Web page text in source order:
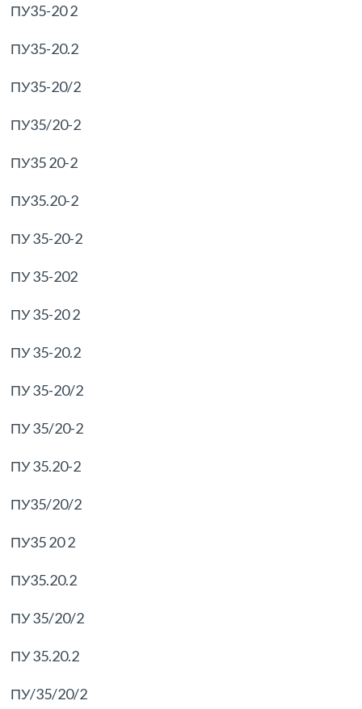
ПУ35-20 2
ПУ35-20.2
ПУ35-20/2
ПУ35/20-2
ПУ35 20-2
ПУ35.20-2
ПУ 35-20-2
ПУ 35-202
ПУ 35-20 2
ПУ 35-20.2
ПУ 35-20/2
ПУ 35/20-2
ПУ 35.20-2
ПУ35/20/2
ПУ35 20 2
ПУ35.20.2
ПУ 35/20/2
ПУ 35.20.2
ПУ/35/20/2